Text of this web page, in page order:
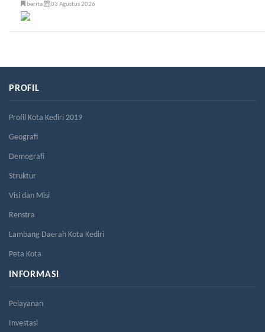
berita 03 Agustus 2026
PROFIL
Profil Kota Kediri 2019
Geografi
Demografi
Struktur
Visi dan Misi
Renstra
Lambang Daerah Kota Kediri
Peta Kota
INFORMASI
Pelayanan
Investasi